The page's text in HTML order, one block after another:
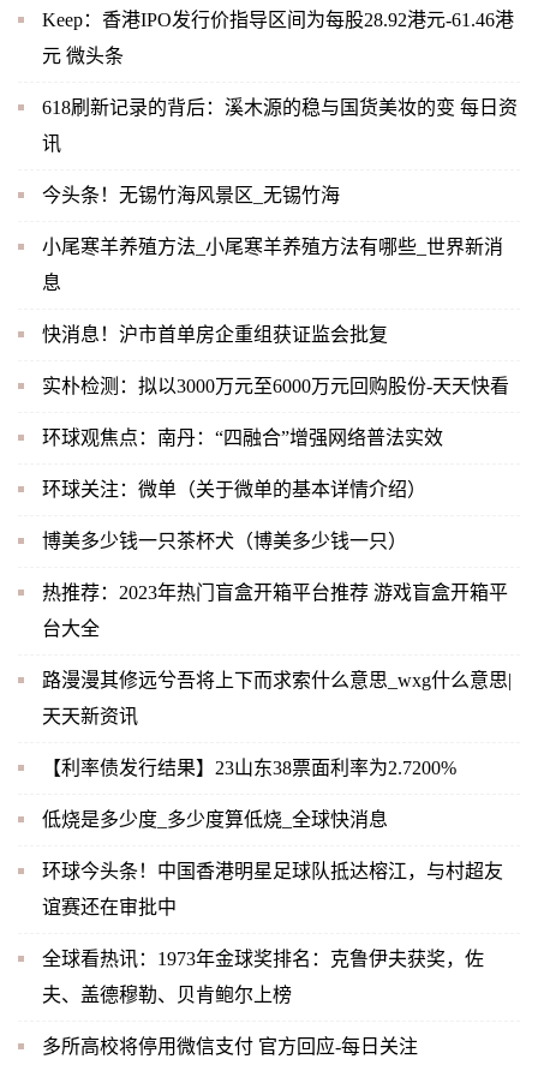
Keep：香港IPO发行价指导区间为每股28.92港元-61.46港
元 微头条
618刷新记录的背后：溪木源的稳与国货美妆的变 每日资
讯
今头条！无锡竹海风景区_无锡竹海
小尾寒羊养殖方法_小尾寒羊养殖方法有哪些_世界新消
息
快消息！沪市首单房企重组获证监会批复
实朴检测：拟以3000万元至6000万元回购股份-天天快看
环球观焦点：南丹：“四融合”增强网络普法实效
环球关注：微单（关于微单的基本详情介绍）
博美多少钱一只茶杯犬（博美多少钱一只）
热推荐：2023年热门盲盒开箱平台推荐 游戏盲盒开箱平
台大全
路漫漫其修远兮吾将上下而求索什么意思_wxg什么意思|
天天新资讯
【利率债发行结果】23山东38票面利率为2.7200%
低烧是多少度_多少度算低烧_全球快消息
环球今头条！中国香港明星足球队抵达榕江，与村超友
谊赛还在审批中
全球看热讯：1973年金球奖排名：克鲁伊夫获奖，佐
夫、盖德穆勒、贝肯鲍尔上榜
多所高校将停用微信支付 官方回应-每日关注